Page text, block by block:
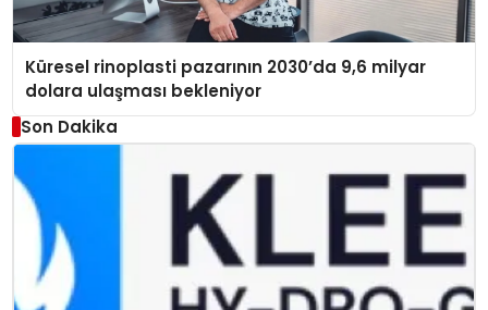
Küresel rinoplasti pazarının 2030’da 9,6 milyar
dolara ulaşması bekleniyor
Son Dakika